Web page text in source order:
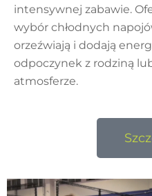
intensywnej zabawie.
wybór chłodnych
orzeźwiają i dodają
odpoczynek z rodziną
atmosferze.